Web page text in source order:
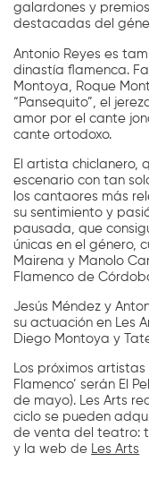
galardones y
destacadas del
Antonio Reyes es
dinastía flamenca.
Montoya, Roque
“Pansequito”, el
amor por el cante
cante ortodoxo.
El artista chiclanero,
escenario con tan
los cantaores más
su sentimiento y
pausada, que
únicas en el género,
Mairena y Manolo
Flamenco de
Jesús Méndez y
su actuación en Les
Diego Montoya y
Los próximos
Flamenco’ serán El
de mayo). Les Arts
ciclo se pueden
de venta del teatro:
y la web de Les Arts